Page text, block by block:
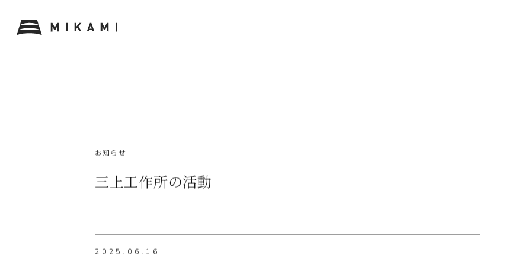
お知らせ
三上工作所の活動
2025.06.16